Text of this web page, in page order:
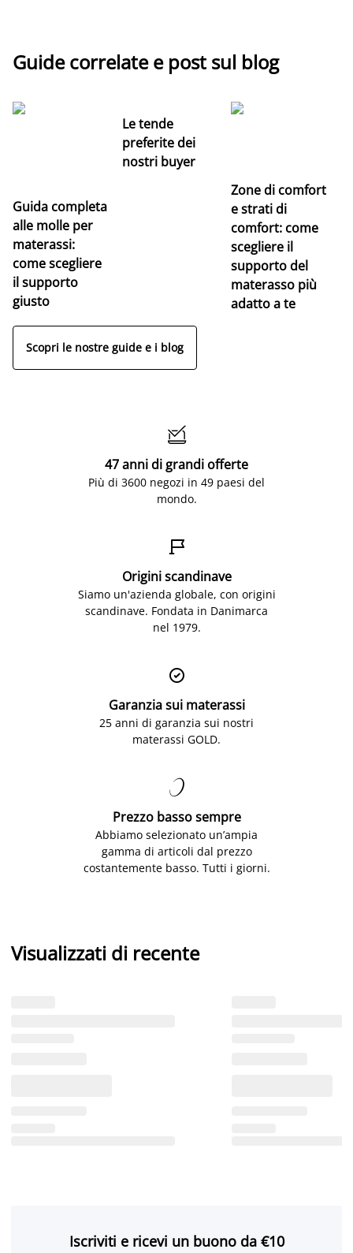
Guide correlate e post sul blog
Guida completa
alle molle per
materassi:
come scegliere
il supporto
giusto
Le tende
preferite dei
nostri buyer
Zone di comfort
e strati di
comfort: come
scegliere il
supporto del
materasso più
adatto a te
Scopri le nostre guide e i blog

47 anni di grandi offerte
Più di 3600 negozi in 49 paesi del
mondo.

Origini scandinave
Siamo un'azienda globale, con origini
scandinave. Fondata in Danimarca
nel 1979.

Garanzia sui materassi
25 anni di garanzia sui nostri
materassi GOLD.

Prezzo basso sempre
Abbiamo selezionato un’ampia
gamma di articoli dal prezzo
costantemente basso. Tutti i giorni.
Visualizzati di recente
Iscriviti e ricevi un buono da €10